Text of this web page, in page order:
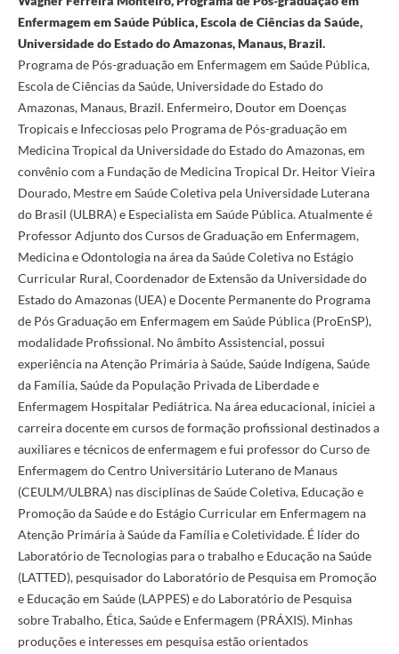
Enfermagem em Saúde Pública, Escola de Ciências da Saúde,
Universidade do Estado do Amazonas, Manaus, Brazil.
Programa de Pós-graduação em Enfermagem em Saúde Pública,
Escola de Ciências da Saúde, Universidade do Estado do
Amazonas, Manaus, Brazil. Enfermeiro, Doutor em Doenças
Tropicais e Infecciosas pelo Programa de Pós-graduação em
Medicina Tropical da Universidade do Estado do Amazonas, em
convênio com a Fundação de Medicina Tropical Dr. Heitor Vieira
Dourado, Mestre em Saúde Coletiva pela Universidade Luterana
do Brasil (ULBRA) e Especialista em Saúde Pública. Atualmente é
Professor Adjunto dos Cursos de Graduação em Enfermagem,
Medicina e Odontologia na área da Saúde Coletiva no Estágio
Curricular Rural, Coordenador de Extensão da Universidade do
Estado do Amazonas (UEA) e Docente Permanente do Programa
de Pós Graduação em Enfermagem em Saúde Pública (ProEnSP),
modalidade Profissional. No âmbito Assistencial, possui
experiência na Atenção Primária à Saúde, Saúde Indígena, Saúde
da Família, Saúde da População Privada de Liberdade e
Enfermagem Hospitalar Pediátrica. Na área educacional, iniciei a
carreira docente em cursos de formação profissional destinados a
auxiliares e técnicos de enfermagem e fui professor do Curso de
Enfermagem do Centro Universitário Luterano de Manaus
(CEULM/ULBRA) nas disciplinas de Saúde Coletiva, Educação e
Promoção da Saúde e do Estágio Curricular em Enfermagem na
Atenção Primária à Saúde da Família e Coletividade. É líder do
Laboratório de Tecnologias para o trabalho e Educação na Saúde
(LATTED), pesquisador do Laboratório de Pesquisa em Promoção
e Educação em Saúde (LAPPES) e do Laboratório de Pesquisa
sobre Trabalho, Ética, Saúde e Enfermagem (PRÁXIS). Minhas
produções e interesses em pesquisa estão orientados